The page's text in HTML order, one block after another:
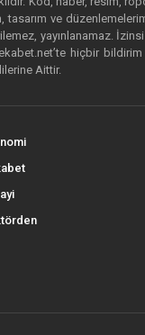
ve
yayınlanamaz.
hiçbir
Aittir.